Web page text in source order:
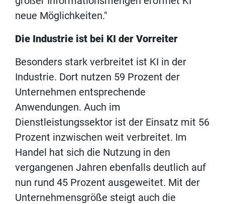
neue Möglichkeiten."
Die Industrie ist bei KI der Vorreiter
Besonders stark verbreitet ist KI in der
Industrie. Dort nutzen 59 Prozent der
Unternehmen entsprechende
Anwendungen. Auch im
Dienstleistungssektor ist der Einsatz mit 56
Prozent inzwischen weit verbreitet. Im
Handel hat sich die Nutzung in den
vergangenen Jahren ebenfalls deutlich auf
nun rund 45 Prozent ausgeweitet. Mit der
Unternehmensgröße steigt auch die